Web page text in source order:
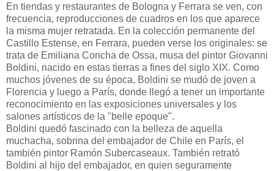
En tiendas y restaurantes de Bologna y Ferrara se ven, con
frecuencia, reproducciones de cuadros en los que aparece
la misma mujer retratada. En la colección permanente del
Castillo Estense, en Ferrara, pueden verse los originales: se
trata de Emiliana Concha de Ossa, musa del pintor Giovanni
Boldini, nacido en estas tierras a fines del siglo XIX. Como
muchos jóvenes de su época, Boldini se mudó de joven a
Florencia y luego a París, donde llegó a tener un importante
reconocimiento en las exposiciones universales y los
salones artísticos de la "belle epoque".
Boldini quedó fascinado con la belleza de aquella
muchacha, sobrina del embajador de Chile en París, el
también pintor Ramón Subercaseaux. También retrató
Boldini al hijo del embajador, en quien seguramente